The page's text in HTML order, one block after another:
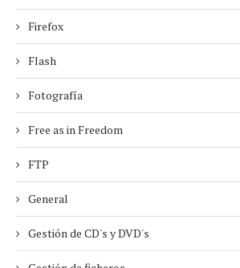
Firefox
Flash
Fotografía
Free as in Freedom
FTP
General
Gestión de CD's y DVD's